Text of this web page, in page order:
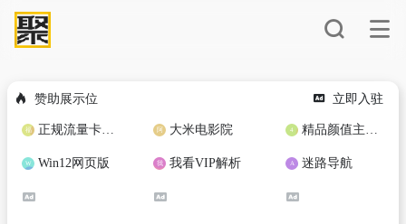
赞助展示位 立即入驻
正规流量卡免费加盟合作 大米电影院 精品颜值主播定制
Win12网页版 我看VIP解析 迷路导航